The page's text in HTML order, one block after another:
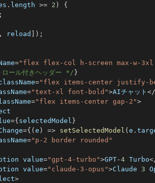
. length >= 2 )
{
;
, reload ] ) ;
="flex flex-col h-screen max-w-3xl
ール付きヘッダー */}
="flex items-center justify-
="text-xl font-bold">AIチャット </
="flex items-center gap-2">
={selectedModel }
={ (e ) => setSelectedModel (e .
="p-2 border rounded"
value="gpt-4-turbo">GPT-4 Turbo<
value="claude-3-opus">Claude 3
>